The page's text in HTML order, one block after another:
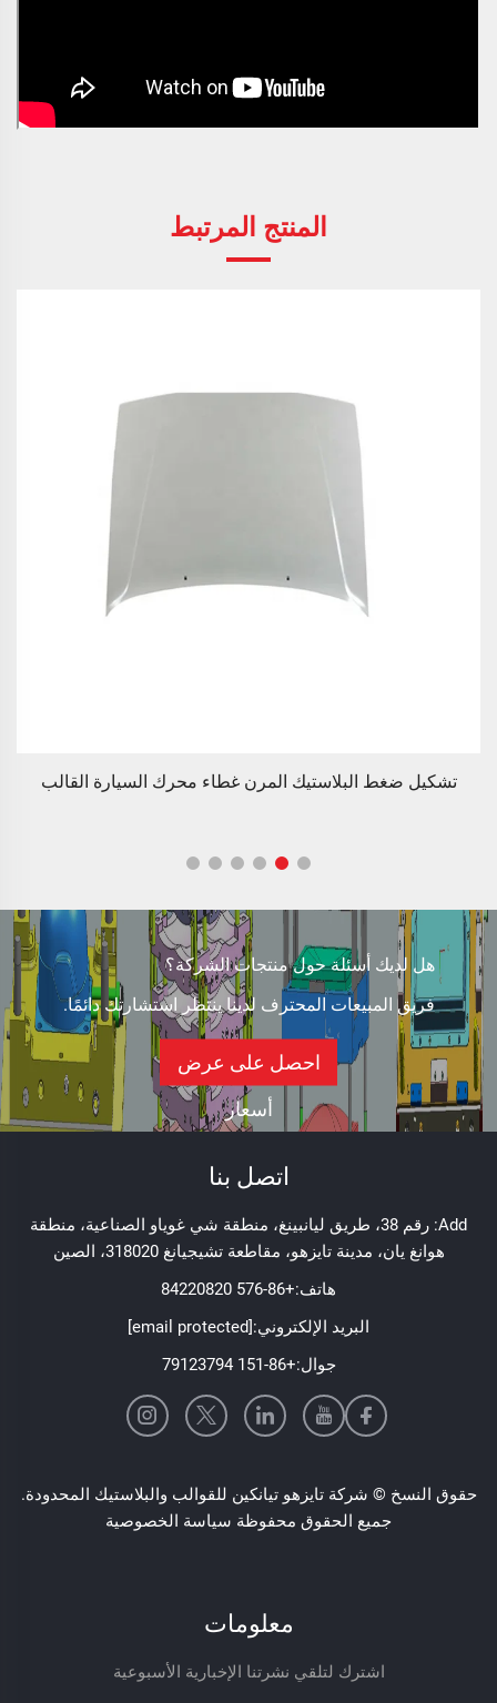
المنتج المرتبط
تصميم مخصص قاعدة القالب 45# قالب لوحة خزان المياه FRP
هل لديك أسئلة حول منتجات الشركة؟
فريق المبيعات المحترف لدينا ينتظر استشارتك دائمًا.
احصل على عرض
أسعار
اتصل بنا
Add: رقم 38، طريق ليانبينغ، منطقة شي غوياو الصناعية، منطقة
هوانغ يان، مدينة تايزهو، مقاطعة تشيجيانغ 318020، الصين
هاتف:+86-576 84220820
البريد الإلكتروني:[email protected]
جوال:+86-151 79123794
حقوق النسخ © شركة تايزهو تيانكين للقوالب والبلاستيك المحدودة.
جميع الحقوق محفوظة سياسة الخصوصية
معلومات
اشترك لتلقي نشرتنا الإخبارية الأسبوعية